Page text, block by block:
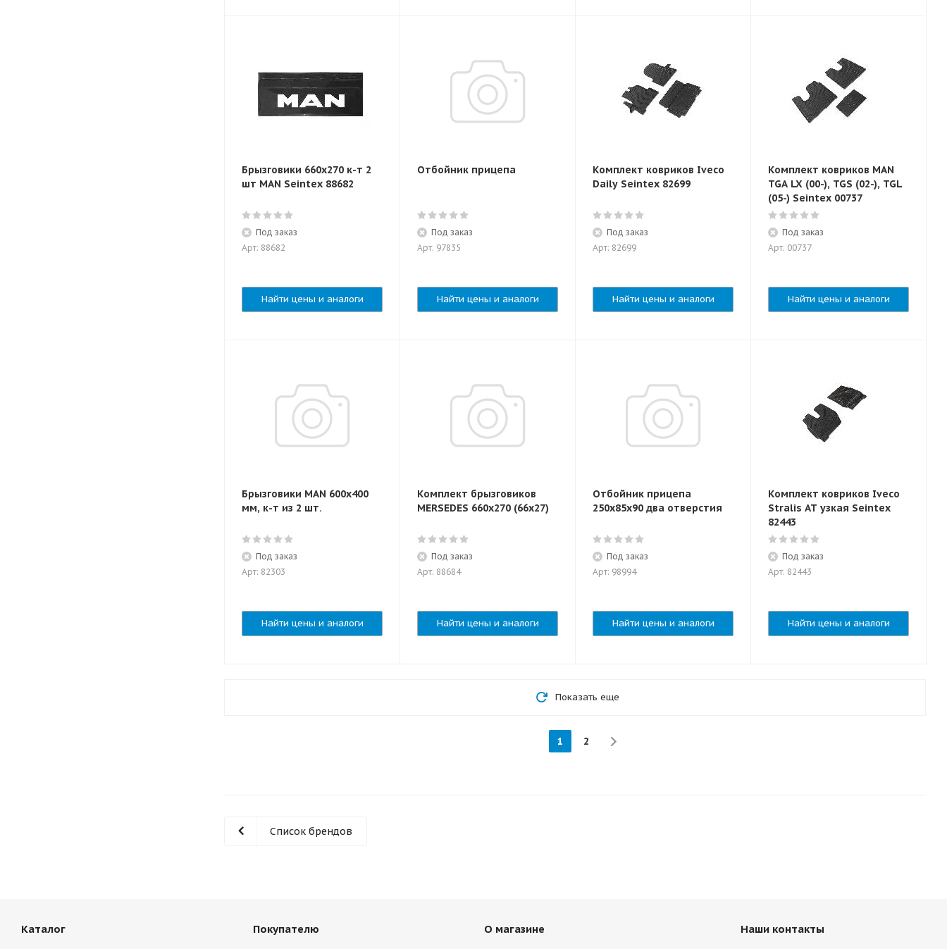
Брызговики 660x270 к-т 2
шт MAN Seintex 88682
Под заказ
Арт: 88682
Найти цены и аналоги
Отбойник прицепа
Под заказ
Арт: 97835
Найти цены и аналоги
Комплект ковриков Iveco
Daily Seintex 82699
Под заказ
Арт: 82699
Найти цены и аналоги
Комплект ковриков MAN
TGA LX (00-), TGS (02-), TGL
(05-) Seintex 00737
Под заказ
Арт: 00737
Найти цены и аналоги
Брызговики MAN 600x400
мм, к-т из 2 шт.
Под заказ
Арт: 82303
Найти цены и аналоги
Комплект брызговиков
MERSEDES 660х270 (66х27)
Под заказ
Арт: 88684
Найти цены и аналоги
Отбойник прицепа
250х85х90 два отверстия
Под заказ
Арт: 98994
Найти цены и аналоги
Комплект ковриков Iveco
Stralis AT узкая Seintex
82443
Под заказ
Арт: 82443
Найти цены и аналоги
Показать еще
1 2
Список брендов
Каталог Покупателю О магазине Наши контакты